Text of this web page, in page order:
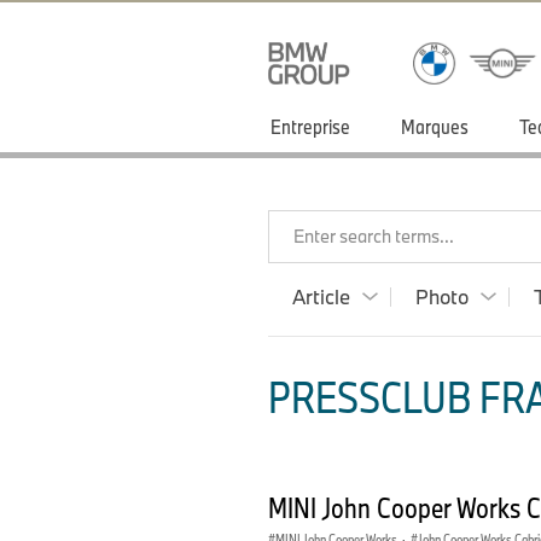
Entreprise Marques
Enter search terms...
Article Photo
PRESSCLUB
MINI John Cooper Works